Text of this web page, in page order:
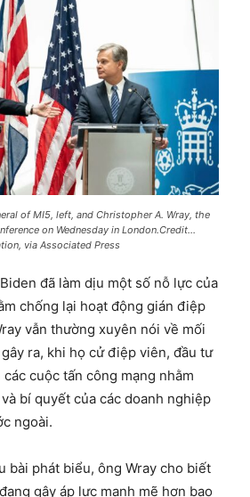
of MI5, left, and Christopher A. Wray, the
on Wednesday in London.Credit…
via Associated Press
đã làm dịu một số nỗ lực của
chống lại hoạt động gián điệp
vẫn thường xuyên nói về mối
ra, khi họ cử điệp viên, đầu tư
cuộc tấn công mạng nhằm
bí quyết của các doanh nghiệp
ngoài.
bài phát biểu, ông Wray cho biết
gây áp lực mạnh mẽ hơn bao